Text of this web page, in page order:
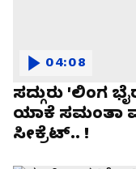
ಸದ್ಗುರು 'ಲಿಂಗ
ಯಾಕೆ ಸಮಂತಾ
ಸೀಕ್ರೆಟ್.. !
04:08